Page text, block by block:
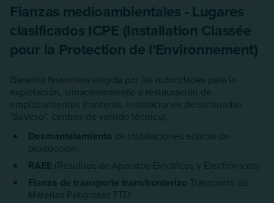
Fianzas medioambientales - Lugares
clasificados ICPE (Installation Classée
pour la Protection de l'Environnement)
Garantía financiera exigida por las autoridades para la
explotación, almacenamiento o restauración de
emplazamientos (canteras, instalaciones denominadas
"Seveso", centros de vertido técnico).
Desmantelamiento de instalaciones eólicas de
producción.
RAEE (Residuos de Aparatos Eléctricos y Electrónicos).
Fianza de transporte transfronterizo Transporte de
Materias Peligrosas TTD